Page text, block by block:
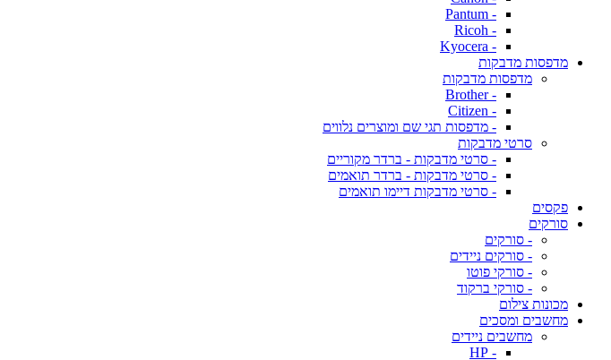
- Pantum
- Ricoh
- Kyocera
מדפסות מדבקות
מדפסות מדבקות
- Brother
- Citizen
- מדפסות תגי שם ומוצרים נלווים
סרטי מדבקות
- סרטי מדבקות - ברדר מקוריים
- סרטי מדבקות - ברדר תואמים
- סרטי מדבקות דיימו תואמים
פקסים
סורקים
- סורקים
- סורקים ניידים
- סורקי פוטו
- סורקי ברקוד
מכונות צילום
מחשבים ומסכים
מחשבים ניידים
- HP